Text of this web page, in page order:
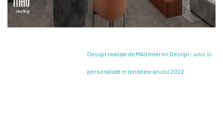
Design realizat de MAU Interior Design - unic si
personalizat in tenditele anului 2022